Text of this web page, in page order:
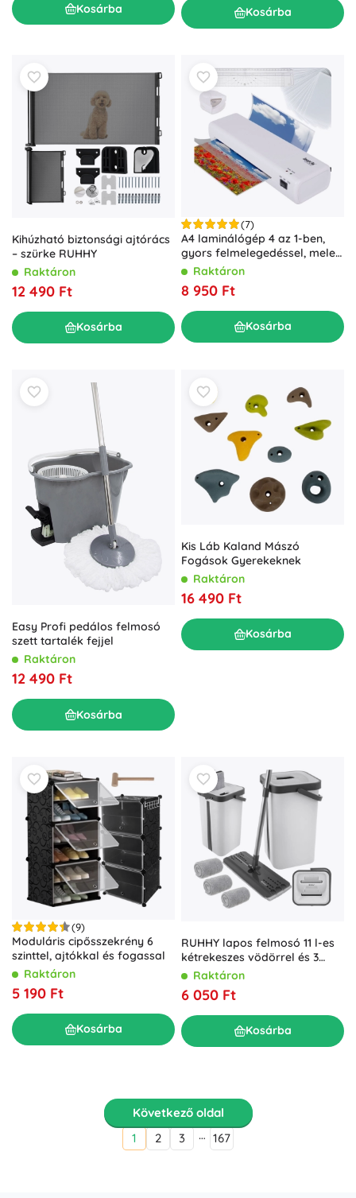
Kosárba Kosárba
Kihúzható biztonsági ajtórács
– szürke RUHHY
Raktáron
12 490 Ft
Kosárba
(7)
A4 laminálógép 4 az 1-ben,
gyors felmelegedéssel, meleg
és hideg laminálás, beépített
Raktáron
8 950 Ft
Kosárba
Easy Profi pedálos felmosó
szett tartalék fejjel
Raktáron
12 490 Ft
Kosárba
Kis Láb Kaland Mászó
Fogások Gyerekeknek
Raktáron
16 490 Ft
Kosárba
(9)
Moduláris cipősszekrény 6
szinttel, ajtókkal és fogassal
Raktáron
5 190 Ft
Kosárba
RUHHY lapos felmosó 11 l-es
kétrekeszes vödörrel és 3
mikroszálas huzattal
Raktáron
6 050 Ft
Kosárba
Következő oldal
1
2 3 … 167